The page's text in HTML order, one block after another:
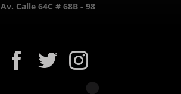
Av. Calle 64C # 68B - 98